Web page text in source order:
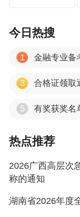
1．申报人所在
1〕11号文件
表》（附件）
日前，下半年
2．申报人所在
鉴定。专家所在
今日热搜
1 金融专业备考
3 合格证领取
5 有奖获奖名
热点推荐
2026广西高层次
称的通知
湖南省2026年度